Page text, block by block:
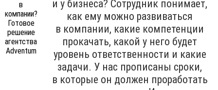
и у бизнеса? Сотрудник понимает,
как ему можно развиваться
в компании, какие компетенции
прокачать, какой у него будет
уровень ответственности и какие
задачи. У нас прописаны сроки,
в которые он должен проработать